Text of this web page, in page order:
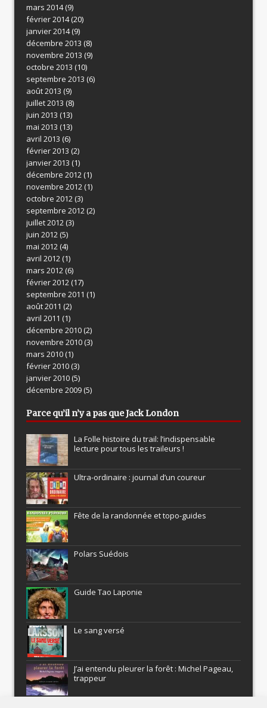
mars 2014(9)
février 2014(20)
janvier 2014(9)
décembre 2013 (8)
novembre 2013 (9)
octobre 2013 (10)
septembre 2013 (6)
août 2013 (9)
juillet 2013 (8)
juin 2013 (13)
mai 2013 (13)
avril 2013 (6)
février 2013 (2)
janvier 2013 (1)
décembre 2012(1)
novembre 2012(1)
octobre 2012(3)
septembre 2012(2)
juillet 2012(3)
juin 2012(5)
mai 2012(4)
avril 2012(1)
mars 2012(6)
février 2012(17)
septembre 2011 (1)
août 2011 (2)
avril 2011 (1)
décembre 2010(2)
novembre 2010(3)
mars 2010(1)
février 2010(3)
janvier 2010(5)
décembre 2009(5)
Parce qu’il n’y a pas que Jack London
La Folle histoire du trail: l’indispensable
lecture pour tous les traileurs !
Ultra-ordinaire : journal d’un coureur
Fête de la randonnée et topo-guides
Polars Suédois
Guide Tao Laponie
Le sang versé
J’ai entendu pleurer la forêt : Michel Pageau,
trappeur